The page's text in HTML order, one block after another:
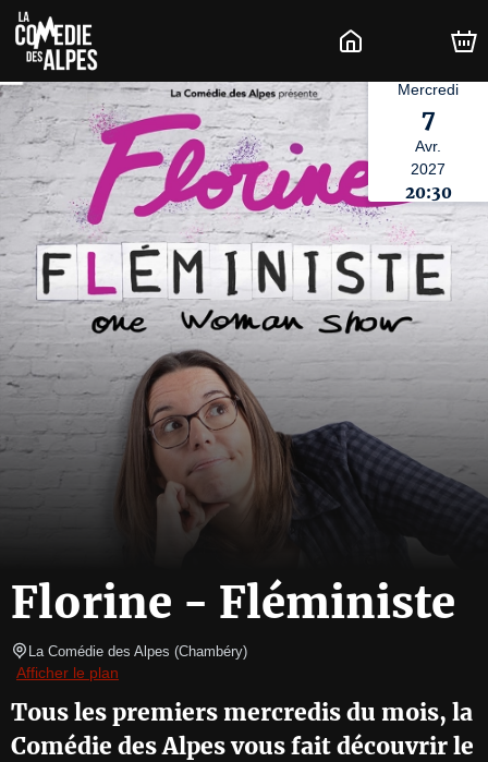
Mercredi
7
Avr.
2027
20:30
Florine - Fléministe
La Comédie des Alpes (Chambéry)
Afficher le plan
Tous les premiers mercredis du mois, la
Comédie des Alpes vous fait découvrir le